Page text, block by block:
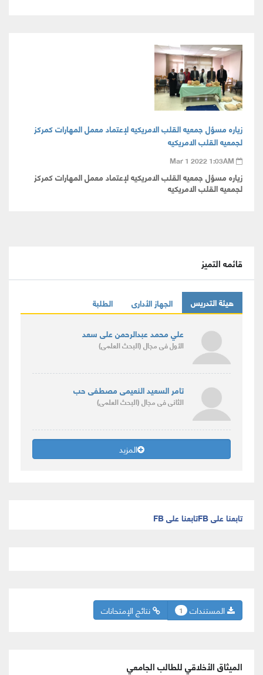
زياره مسؤل جمعيه القلب الامريكيه لإعتماد معمل المهارات كمركز
لجمعيه القلب الامريكيه
Mar 1 2022 1:03AM
زياره مسؤل جمعيه القلب الامريكيه لإعتماد معمل المهارات كمركز
لجمعيه القلب الامريكيه
قائمه التميز
هيئة التدريس الجهاز الأدارى الطلبة
علي محمد عبدالرحمن على سعد
الأولفى مجال(البحث العلمى)
تامر السعيد النعيمى مصطفى حب
الثانىفى مجال(البحث العلمى)
المزيد
تابعنا على FB تابعنا على FB
نتائج الإمتحانات المستندات 1
الميثاق الأخلاقي للطالب الجامعي